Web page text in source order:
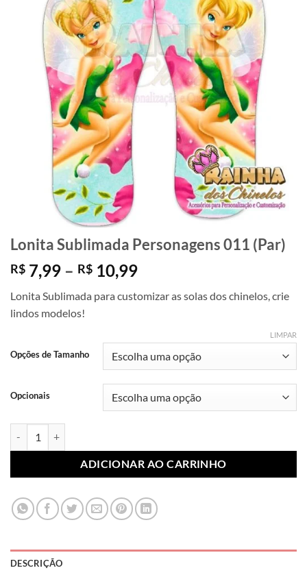
Lonita Sublimada Personagens 011 (Par)
R$ 7,99 – R$ 10,99Faixa
preço:
R$ 10,99
Lonita Sublimada para customizar as solas dos chinelos, crie
lindos modelos!
Opções de Tamanho
Opcionais
LIMPAR
ADICIONAR AO CARRINHO
DESCRIÇÃO